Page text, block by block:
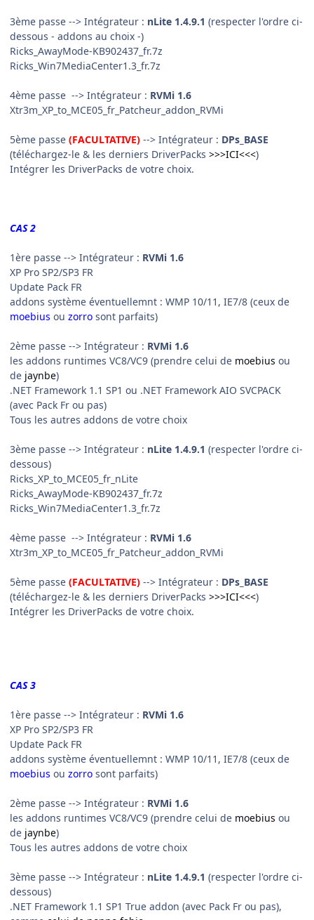
3ème passe --> Intégrateur : nLite 1.4.9.1 (respecter l'ordre ci-
dessous - addons au choix -)
Ricks_AwayMode-KB902437_fr.7z
Ricks_Win7MediaCenter1.3_fr.7z
4ème passe --> Intégrateur : RVMi 1.6
Xtr3m_XP_to_MCE05_fr_Patcheur_addon_RVMi
5ème passe (FACULTATIVE) --> Intégrateur : DPs_BASE
(téléchargez-le & les derniers DriverPacks >>>ICI<<<)
Intégrer les DriverPacks de votre choix.
CAS 2
1ère passe --> Intégrateur : RVMi 1.6
XP Pro SP2/SP3 FR
Update Pack FR
addons système éventuellemnt : WMP 10/11, IE7/8 (ceux de
moebius ou zorro sont parfaits)
2ème passe --> Intégrateur : RVMi 1.6
les addons runtimes VC8/VC9 (prendre celui de moebius ou
de jaynbe)
.NET Framework 1.1 SP1 ou .NET Framework AIO SVCPACK
(avec Pack Fr ou pas)
Tous les autres addons de votre choix
3ème passe --> Intégrateur : nLite 1.4.9.1 (respecter l'ordre ci-
dessous)
Ricks_XP_to_MCE05_fr_nLite
Ricks_AwayMode-KB902437_fr.7z
Ricks_Win7MediaCenter1.3_fr.7z
4ème passe --> Intégrateur : RVMi 1.6
Xtr3m_XP_to_MCE05_fr_Patcheur_addon_RVMi
5ème passe (FACULTATIVE) --> Intégrateur : DPs_BASE
(téléchargez-le & les derniers DriverPacks >>>ICI<<<)
Intégrer les DriverPacks de votre choix.
CAS 3
1ère passe --> Intégrateur : RVMi 1.6
XP Pro SP2/SP3 FR
Update Pack FR
addons système éventuellemnt : WMP 10/11, IE7/8 (ceux de
moebius ou zorro sont parfaits)
2ème passe --> Intégrateur : RVMi 1.6
les addons runtimes VC8/VC9 (prendre celui de moebius ou
de jaynbe)
Tous les autres addons de votre choix
3ème passe --> Intégrateur : nLite 1.4.9.1 (respecter l'ordre ci-
dessous)
.NET Framework 1.1 SP1 True addon (avec Pack Fr ou pas),